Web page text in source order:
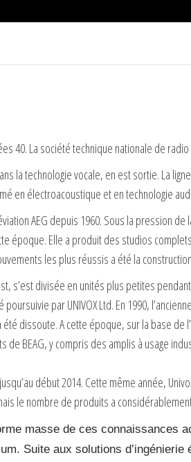
40. La société technique nationale de
la technologie vocale, en est sortie. La
en électroacoustique et en technologie
AEG depuis 1960. Sous la pression
époque. Elle a produit des studios
les plus réussis a été la
s’est divisée en unités plus petites
par UNIVOX Ltd. En 1990,
dissoute. A cette époque, sur la base de
BEAG, y compris des amplis à usage
début 2014. Cette même année,
le nombre de produits a
masse de ces connaissances
Suite aux solutions